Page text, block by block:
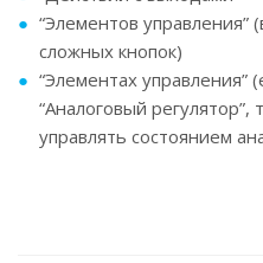
“Элементов управления”
сложных кнопок)
“Элементах управления”
“Аналоговый
управлять состоянием